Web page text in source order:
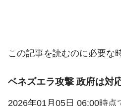
この記事を読むのに必要な
ベネズエラ攻撃 政府は対
2026年01月05日 06:00時点